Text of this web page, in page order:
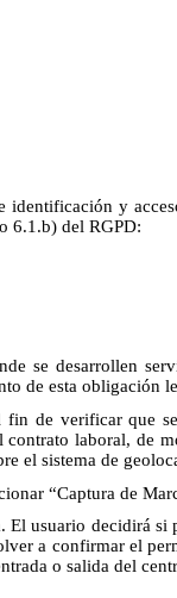
y
6.1.b) del RGPD:
se desarrollen
de esta obligación
de verificar que
laboral, de
el sistema de
“Captura de
usuario decidirá si
a confirmar el
o salida del